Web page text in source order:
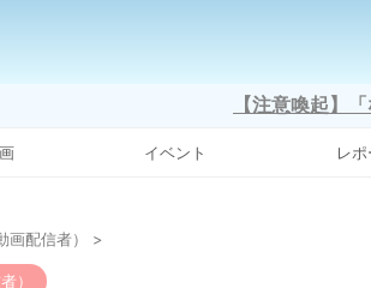
【注意喚起】
イベント レポ
配信者） >
）